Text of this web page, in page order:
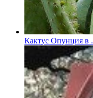
Кактус Опунция в